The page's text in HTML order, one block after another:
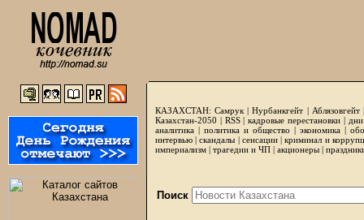
КАЗАХСТАН: Самрук |Нурбанкгейт | Аблязовгейт
Казахстан-2050 | RSS|кадровые перестановки|
аналитика | политика и общество | экономика |
интервью |скандалы | сенсации|криминал и
империализм | трагедии и ЧП | акционеры |
Поиск